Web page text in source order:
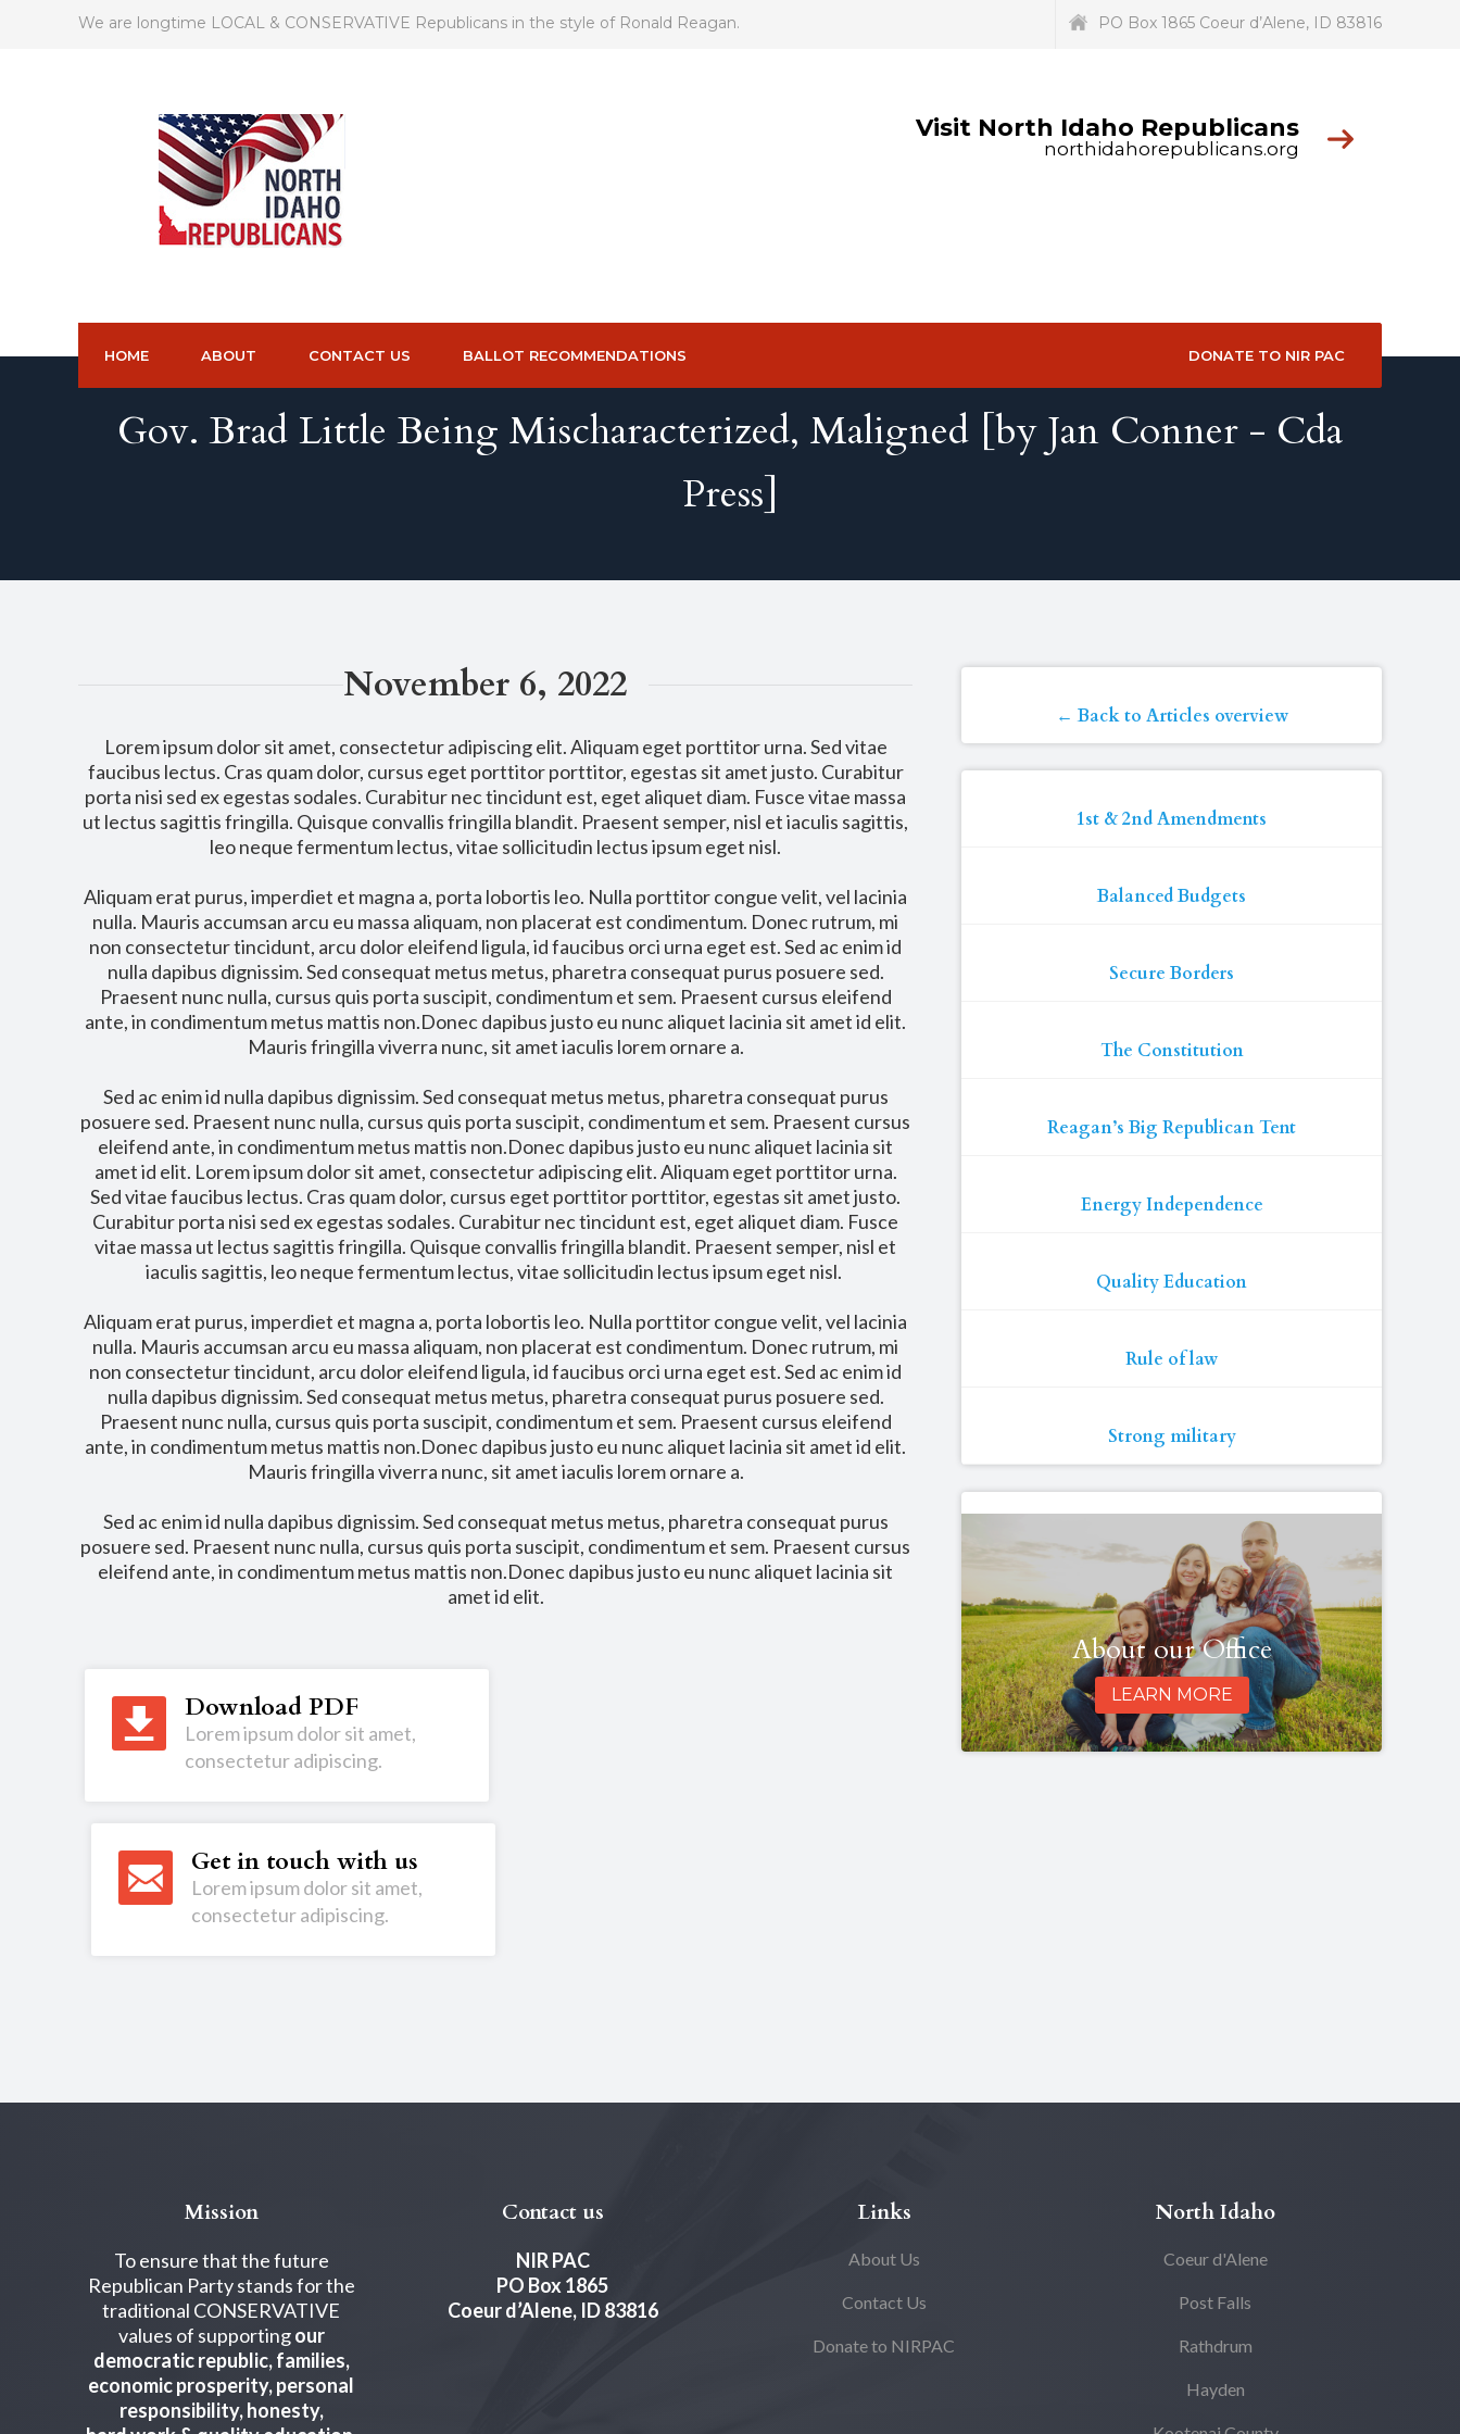
PO Box 1865 Coeur d’Alene, ID 83816
We are longtime LOCAL & CONSERVATIVE Republicans in the style of Ronald Reagan.
Visit North Idaho Republicans
northidahorepublicans.org
HOME ABOUT CONTACT US BALLOT RECOMMENDATIONS DONATE TO NIR PAC
Gov. Brad Little Being Mischaracterized, Maligned [by Jan Conner - Cda
Press]
November 6, 2022
Lorem ipsum dolor sit amet, consectetur adipiscing elit. Aliquam eget porttitor urna. Sed vitae
faucibus lectus. Cras quam dolor, cursus eget porttitor porttitor, egestas sit amet justo. Curabitur
porta nisi sed ex egestas sodales. Curabitur nec tincidunt est, eget aliquet diam. Fusce vitae massa
ut lectus sagittis fringilla. Quisque convallis fringilla blandit. Praesent semper, nisl et iaculis sagittis,
leo neque fermentum lectus, vitae sollicitudin lectus ipsum eget nisl.
Aliquam erat purus, imperdiet et magna a, porta lobortis leo. Nulla porttitor congue velit, vel lacinia
nulla. Mauris accumsan arcu eu massa aliquam, non placerat est condimentum. Donec rutrum, mi
non consectetur tincidunt, arcu dolor eleifend ligula, id faucibus orci urna eget est. Sed ac enim id
nulla dapibus dignissim. Sed consequat metus metus, pharetra consequat purus posuere sed.
Praesent nunc nulla, cursus quis porta suscipit, condimentum et sem. Praesent cursus eleifend
ante, in condimentum metus mattis non.Donec dapibus justo eu nunc aliquet lacinia sit amet id elit.
Mauris fringilla viverra nunc, sit amet iaculis lorem ornare a.
Sed ac enim id nulla dapibus dignissim. Sed consequat metus metus, pharetra consequat purus
posuere sed. Praesent nunc nulla, cursus quis porta suscipit, condimentum et sem. Praesent cursus
eleifend ante, in condimentum metus mattis non.Donec dapibus justo eu nunc aliquet lacinia sit
amet id elit. Lorem ipsum dolor sit amet, consectetur adipiscing elit. Aliquam eget porttitor urna.
Sed vitae faucibus lectus. Cras quam dolor, cursus eget porttitor porttitor, egestas sit amet justo.
Curabitur porta nisi sed ex egestas sodales. Curabitur nec tincidunt est, eget aliquet diam. Fusce
vitae massa ut lectus sagittis fringilla. Quisque convallis fringilla blandit. Praesent semper, nisl et
iaculis sagittis, leo neque fermentum lectus, vitae sollicitudin lectus ipsum eget nisl.
Aliquam erat purus, imperdiet et magna a, porta lobortis leo. Nulla porttitor congue velit, vel lacinia
nulla. Mauris accumsan arcu eu massa aliquam, non placerat est condimentum. Donec rutrum, mi
non consectetur tincidunt, arcu dolor eleifend ligula, id faucibus orci urna eget est. Sed ac enim id
nulla dapibus dignissim. Sed consequat metus metus, pharetra consequat purus posuere sed.
Praesent nunc nulla, cursus quis porta suscipit, condimentum et sem. Praesent cursus eleifend
ante, in condimentum metus mattis non.Donec dapibus justo eu nunc aliquet lacinia sit amet id elit.
Mauris fringilla viverra nunc, sit amet iaculis lorem ornare a.
Sed ac enim id nulla dapibus dignissim. Sed consequat metus metus, pharetra consequat purus
posuere sed. Praesent nunc nulla, cursus quis porta suscipit, condimentum et sem. Praesent cursus
eleifend ante, in condimentum metus mattis non.Donec dapibus justo eu nunc aliquet lacinia sit
amet id elit.
Download PDF
Lorem ipsum dolor sit amet,
consectetur adipiscing.
Get in touch with us
Lorem ipsum dolor sit amet,
consectetur adipiscing.
← Back to Articles overview
1st & 2nd Amendments
Balanced Budgets
Secure Borders
The Constitution
Reagan’s Big Republican Tent
Energy Independence
Quality Education
Rule of law
Strong military
About our Office
LEARN MORE
Mission
To ensure that the future
Republican Party stands for the
traditional CONSERVATIVE
values of supportingour
democratic republic, families,
economic prosperity, personal
responsibility, honesty,
Contact us
NIR PAC
PO Box 1865
Coeur d’Alene, ID 83816
Links
About Us
Contact Us
Donate to NIRPAC
North Idaho
Coeur d'Alene
Post Falls
Rathdrum
Hayden